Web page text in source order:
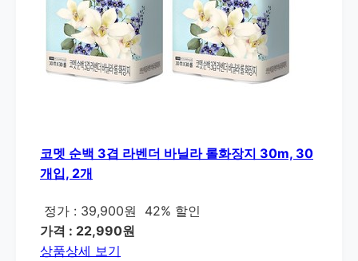
코멧 순백 3겹 라벤더 바닐라 롤화장지 30m, 30
개입, 2개
정가 : 39,900원
42% 할인
가격 : 22,990원
상품상세 보기